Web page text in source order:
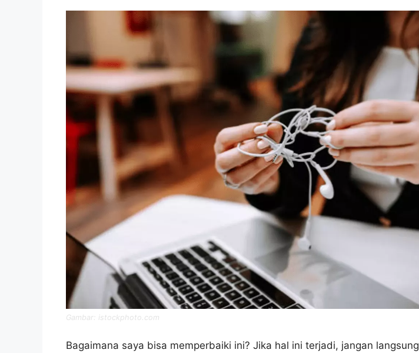
Gambar: istockphoto.com
Bagaimana saya bisa memperbaiki ini? Jika hal ini terjadi, jangan langsung